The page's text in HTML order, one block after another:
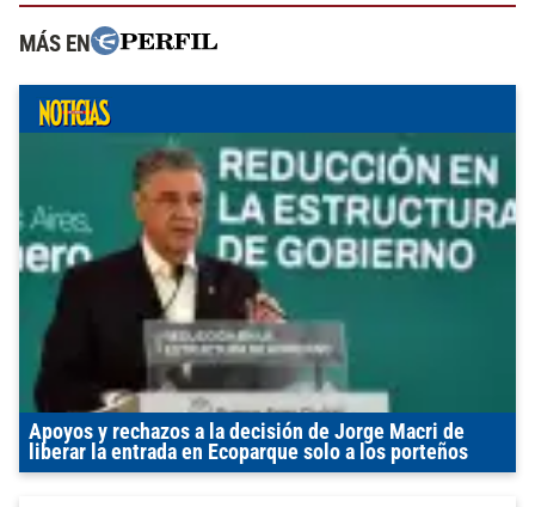
MÁS EN
Apoyos y rechazos a la decisión de Jorge Macri de
liberar la entrada en Ecoparque solo a los porteños